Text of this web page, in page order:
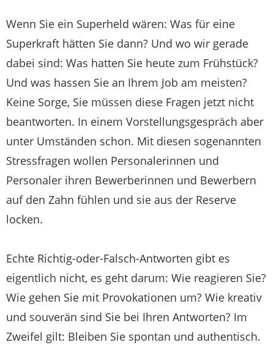
Wenn Sie ein Superheld wären: Was für eine
Superkraft hätten Sie dann? Und wo wir gerade
dabei sind: Was hatten Sie heute zum Frühstück?
Und was hassen Sie an Ihrem Job am meisten?
Keine Sorge, Sie müssen diese Fragen jetzt nicht
beantworten. In einem Vorstellungsgespräch aber
unter Umständen schon. Mit diesen sogenannten
Stressfragen wollen Personalerinnen und
Personaler ihren Bewerberinnen und Bewerbern
auf den Zahn fühlen und sie aus der Reserve
locken.
Echte Richtig-oder-Falsch-Antworten gibt es
eigentlich nicht, es geht darum: Wie reagieren Sie?
Wie gehen Sie mit Provokationen um? Wie kreativ
und souverän sind Sie bei Ihren Antworten? Im
Zweifel gilt: Bleiben Sie spontan und authentisch.